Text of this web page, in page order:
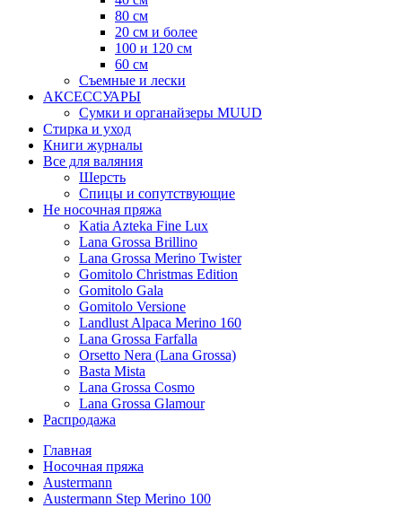
80 см
20 см и более
100 и 120 см
60 см
Съемные и лески
АКСЕССУАРЫ
Сумки и органайзеры MUUD
Стирка и уход
Книги журналы
Все для валяния
Шерсть
Спицы и сопутствующие
Не носочная пряжа
Katia Azteka Fine Lux
Lana Grossa Brillino
Lana Grossa Merino Twister
Gomitolo Christmas Edition
Gomitolo Gala
Gomitolo Versione
Landlust Alpaca Merino 160
Lana Grossa Farfalla
Orsetto Nera (Lana Grossa)
Basta Mista
Lana Grossa Cosmo
Lana Grossa Glamour
Распродажа
Главная
Носочная пряжа
Austermann
Austermann Step Merino 100